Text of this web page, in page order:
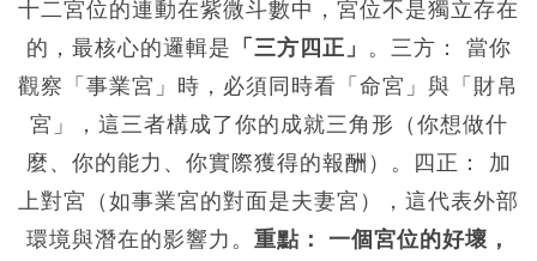
十二宮位的連動在紫微斗數中，宮位不是獨立存在
的，最核心的邏輯是 「三方四正」
。三方： 當你
觀察「事業宮」時，必須同時看「命宮」與「財帛
宮」，這三者構成了你的成就三角形（你想做什
麼、你的能力、你實際獲得的報酬）。四正： 加
上對宮（如事業宮的對面是夫妻宮），這代表外部
環境與潛在的影響力。 重點： 一個宮位的好壞，